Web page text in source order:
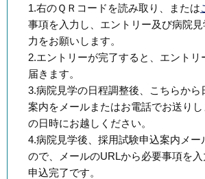
1.右のＱＲコードを読み取り、または
事項を入力し、エントリー及び病院見
力をお願いします。
2.エントリーが完了すると、エントリ
届きます。
3.病院見学の日程調整後、こちらから
案内をメールまたはお電話でお送り
の日時にお越しください。
4.病院見学後、採用試験申込案内メー
ので、メールのURLから必要事項を
申込完了です。